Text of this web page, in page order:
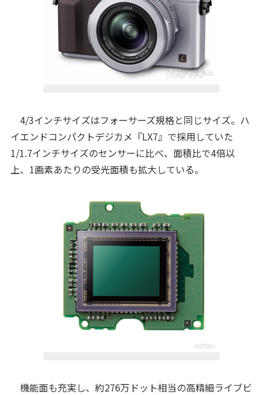
4/3インチサイズはフォーサーズ規格と同じサイズ。ハ
イエンドコンパクトデジカメ『LX7』で採用していた
1/1.7インチサイズのセンサーに比べ、面積比で4倍以
上、1画素あたりの受光面積も拡大している。
機能面も充実し、約276万ドット相当の高精細ライブビ